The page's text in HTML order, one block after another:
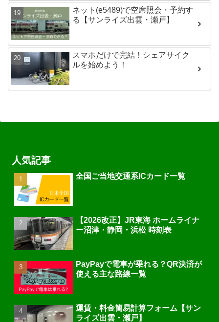
ネット(e5489)で空席照会・予約す
る【サンライズ出雲・瀬戸】
スマホだけで完結！シェアサイク
ルを始めよう！
人気記事
全国ご当地交通系ICカード一覧
【2026改正】JR東海 ホームライナ
ー沼津・静岡・浜松 時刻表
PayPayで電車が乗れる？QR決済が
使える主な路線一覧
運賃・料金簡易計算フォーム【サン
ライズ出雲・瀬戸】